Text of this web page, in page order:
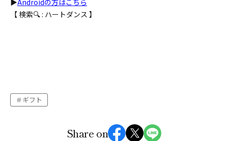
▶️Androidの方はこちら
【 検索🔍 : ハートダンス 】
ギフト
Share on